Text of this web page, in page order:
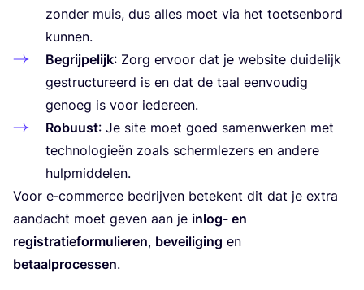
zon­der muis, dus alles moet via het toet­sen­bord
kunnen.
Begrij­pe­lijk: Zorg ervoor dat je web­si­te dui­de­lijk
gestruc­tu­reerd is en dat de taal een­vou­dig
genoeg is voor iedereen.
Robuust: Je site moet goed samen­wer­ken met
tech­no­lo­gie­ën zoals scherm­le­zers en ande­re
hulpmiddelen.
Voor e‑commerce bedrij­ven bete­kent dit dat je extra
aan­dacht moet geven aan je inlog- en
regi­stra­tie­for­mu­lie­ren, bevei­li­ging en
betaal­pro­ces­sen.